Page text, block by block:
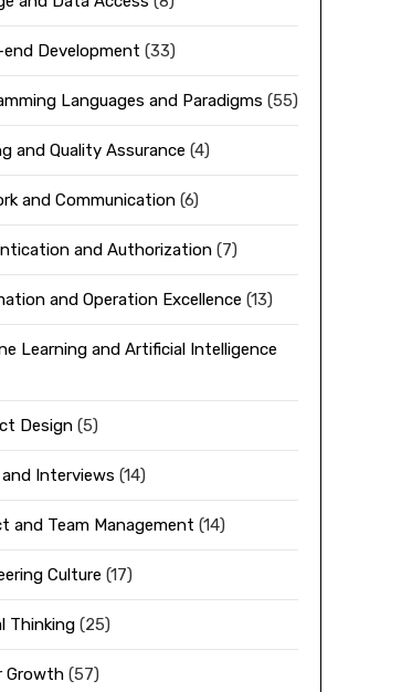
Development (33)
Languages and Paradigms (55)
and Quality Assurance (4)
and Communication(6)
and Authorization(7)
and Operation Excellence (13)
Learning and Artificial Intelligence
Design(5)
Interviews (14)
and Team Management (14)
Culture (17)
Thinking(25)
Growth(57)